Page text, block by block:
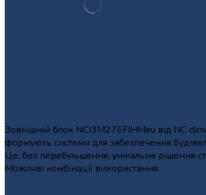
Зовнішній блок NCI3M27EFIHMeu від NC
формують системи для забезпечення
Це, без перебільшення, унікальне рішення
Можливі комбінації використання: